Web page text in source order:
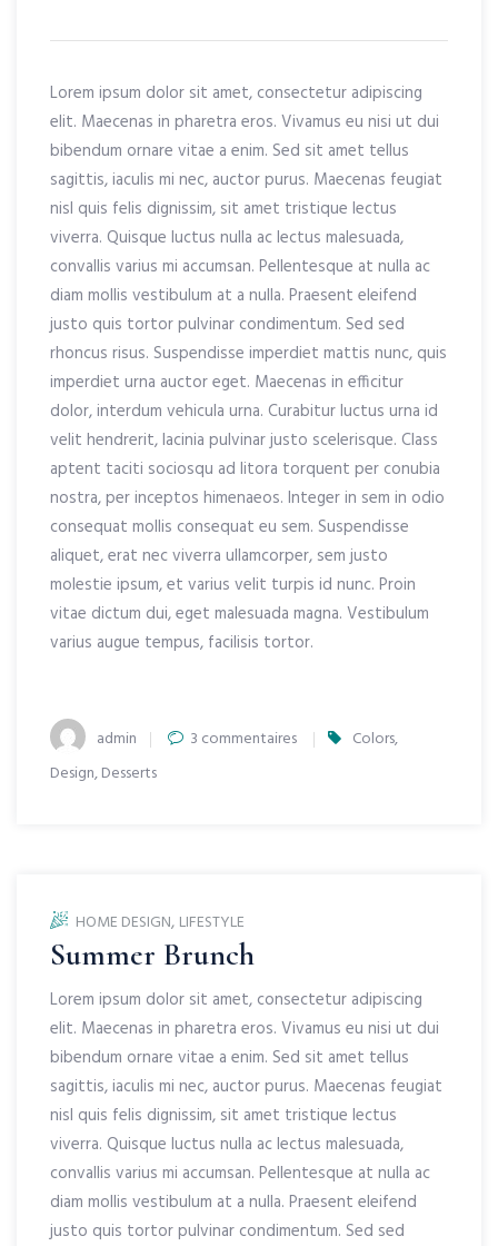
Lorem ipsum dolor sit amet, consectetur adipiscing
elit. Maecenas in pharetra eros. Vivamus eu nisi ut dui
bibendum ornare vitae a enim. Sed sit amet tellus
sagittis, iaculis mi nec, auctor purus. Maecenas feugiat
nisl quis felis dignissim, sit amet tristique lectus
viverra. Quisque luctus nulla ac lectus malesuada,
convallis varius mi accumsan. Pellentesque at nulla ac
diam mollis vestibulum at a nulla. Praesent eleifend
justo quis tortor pulvinar condimentum. Sed sed
rhoncus risus. Suspendisse imperdiet mattis nunc, quis
imperdiet urna auctor eget. Maecenas in efficitur
dolor, interdum vehicula urna. Curabitur luctus urna id
velit hendrerit, lacinia pulvinar justo scelerisque. Class
aptent taciti sociosqu ad litora torquent per conubia
nostra, per inceptos himenaeos. Integer in sem in odio
consequat mollis consequat eu sem. Suspendisse
aliquet, erat nec viverra ullamcorper, sem justo
molestie ipsum, et varius velit turpis id nunc. Proin
vitae dictum dui, eget malesuada magna. Vestibulum
varius augue tempus, facilisis tortor.
Author
admin 3 commentaires sur
Colors,
Design,Desserts
HOME DESIGN, LIFESTYLE
Summer Brunch
Lorem ipsum dolor sit amet, consectetur adipiscing
elit. Maecenas in pharetra eros. Vivamus eu nisi ut dui
bibendum ornare vitae a enim. Sed sit amet tellus
sagittis, iaculis mi nec, auctor purus. Maecenas feugiat
nisl quis felis dignissim, sit amet tristique lectus
viverra. Quisque luctus nulla ac lectus malesuada,
convallis varius mi accumsan. Pellentesque at nulla ac
diam mollis vestibulum at a nulla. Praesent eleifend
justo quis tortor pulvinar condimentum. Sed sed